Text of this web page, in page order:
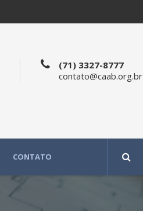
(71) 3327-8777
contato@caab.org.br
CONTATO